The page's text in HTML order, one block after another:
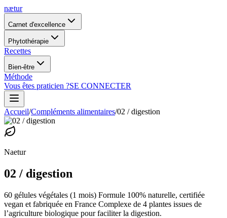
nætur
Carnet d'excellence
Phytothérapie
Recettes
Bien-être
Méthode
Vous êtes praticien ?SE CONNECTER
Accueil/Compléments alimentaires/02 / digestion
Naetur
02 / digestion
60 gélules végétales (1 mois) Formule 100% naturelle, certifiée
vegan et fabriquée en France Complexe de 4 plantes issues de
l’agriculture biologique pour faciliter la digestion.